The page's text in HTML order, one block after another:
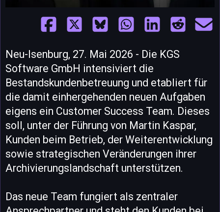
Neu-Isenburg, 27. Mai 2026 - Die KGS
Software GmbH intensiviert die
Bestandskundenbetreuung und etabliert für
die damit einhergehenden neuen Aufgaben
eigens ein Customer Success Team. Dieses
soll, unter der Führung von Martin Kaspar,
Kunden beim Betrieb, der Weiterentwicklung
sowie strategischen Veränderungen ihrer
Archivierungslandschaft unterstützen.
Das neue Team fungiert als zentraler